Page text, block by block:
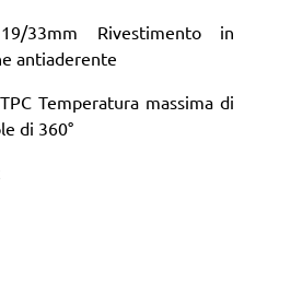
33mm Rivestimento in
antiaderente
Temperatura massima di
di 360°